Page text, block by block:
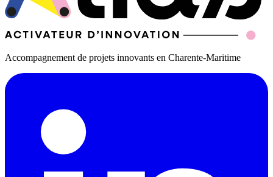
Accompagnement de projets innovants en Charente-Maritime